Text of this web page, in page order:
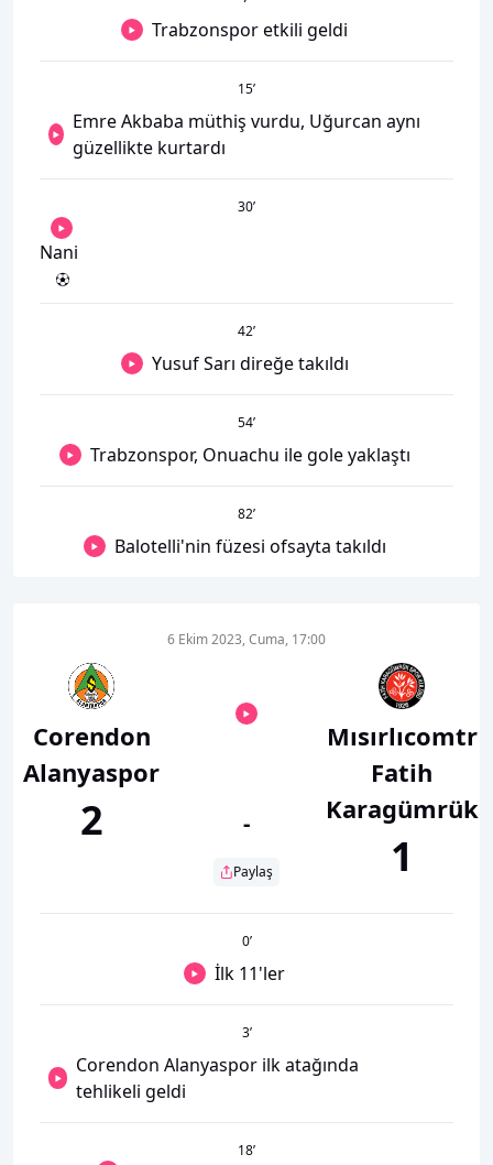
Trabzonspor etkili geldi
15’
Emre Akbaba müthiş vurdu, Uğurcan aynı
güzellikte kurtardı
30’
Nani
42’
Yusuf Sarı direğe takıldı
54’
Trabzonspor, Onuachu ile gole yaklaştı
82’
Balotelli'nin füzesi ofsayta takıldı
Corendon
Alanyaspor
2
6 Ekim 2023, Cuma, 17:00
-
Paylaş
Mısırlıcomtr
Fatih
Karagümrük
1
0’
İlk 11'ler
3’
Corendon Alanyaspor ilk atağında
tehlikeli geldi
18’